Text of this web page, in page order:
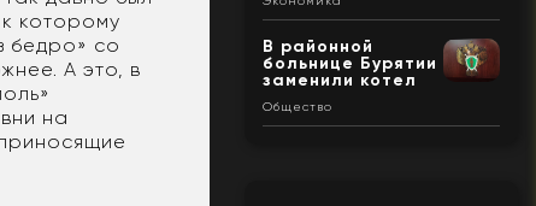
которому
бедро» со
А это, в
на
В районной
больнице Бурятии
заменили котел
Общество